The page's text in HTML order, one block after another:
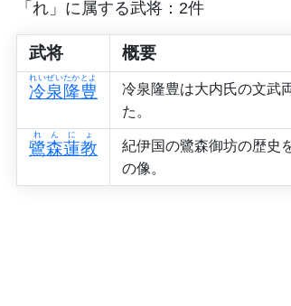
「れ」に属する武将：2件
武将 概要
冷泉隆豊
れいぜいたかとよ
冷泉隆豊は大内氏の文武
た。
鷺森蓮教
れんにょ
紀伊国の鷺森御坊の歴史
の像。